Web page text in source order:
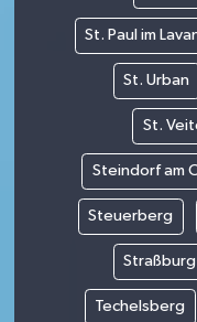
St. Paul im
St. Urban
St.
Steindorf am
Steuerberg
Techelsberg